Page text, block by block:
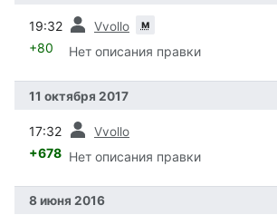
19:32 Vvollo м
+80 Нет описания правки
11 октября 2017
17:32 Vvollo
+678 Нет описания правки
8 июня 2016